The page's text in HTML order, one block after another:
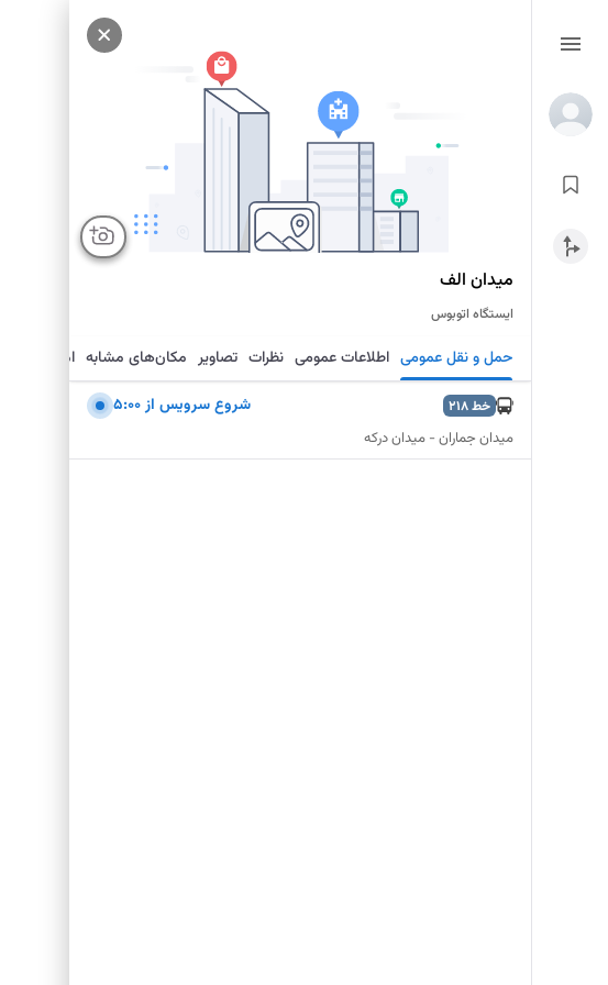
میدان الف
ایستگاه اتوبوس
حمل و نقل عمومی اطلاعات عمومی نظرات تصاویر مکان‌های مشابه امکانات نزدیک
خط218 شروع سرويس از 5:00
میدان جماران - میدان درکه